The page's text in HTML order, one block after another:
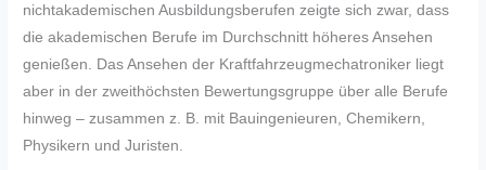
nichtakademischen Ausbildungsberufen zeigte sich zwar, dass
die akademischen Berufe im Durchschnitt höheres Ansehen
genießen. Das Ansehen der Kraftfahrzeugmechatroniker liegt
aber in der zweithöchsten Bewertungsgruppe über alle Berufe
hinweg – zusammen z. B. mit Bauingenieuren, Chemikern,
Physikern und Juristen.